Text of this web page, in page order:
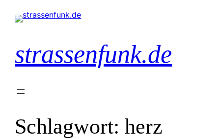
Inhalt
strassenfunk.de
Schlagwort:herz